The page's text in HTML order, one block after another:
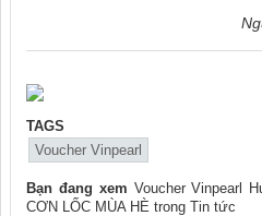
TAGS
Voucher Vinpearl
Bạn đang xem Voucher Vinpearl
CƠN LỐC MÙA HÈ trong Tin tức